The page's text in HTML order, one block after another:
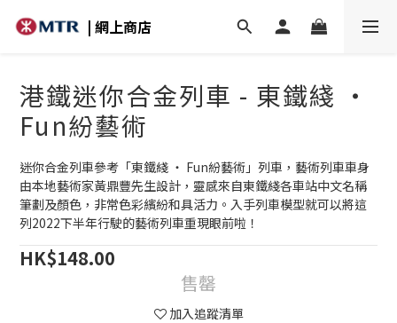
| 網上商店
港鐵迷你合金列車 - 東鐵綫 ‧
Fun紛藝術
迷你合金列車參考「東鐵綫 ‧ Fun紛藝術」列車，藝術列車車身
由本地藝術家黃鼎豐先生設計，靈感來自東鐵綫各車站中文名稱
筆劃及顏色，非常色彩繽紛和具活力。入手列車模型就可以將這
列2022下半年行駛的藝術列車重現眼前啦！
HK$148.00
售罄
加入追蹤清單